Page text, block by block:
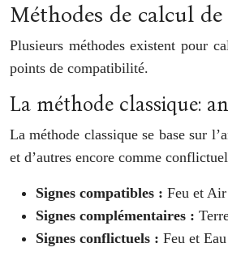
Méthodes de calcul
Plusieurs méthodes existent pour
points de compatibilité.
La méthode classique:
La méthode classique se base sur
et d’autres encore comme
Signes compatibles : Feu et
Signes complémentaires :
Signes conflictuels : Feu et